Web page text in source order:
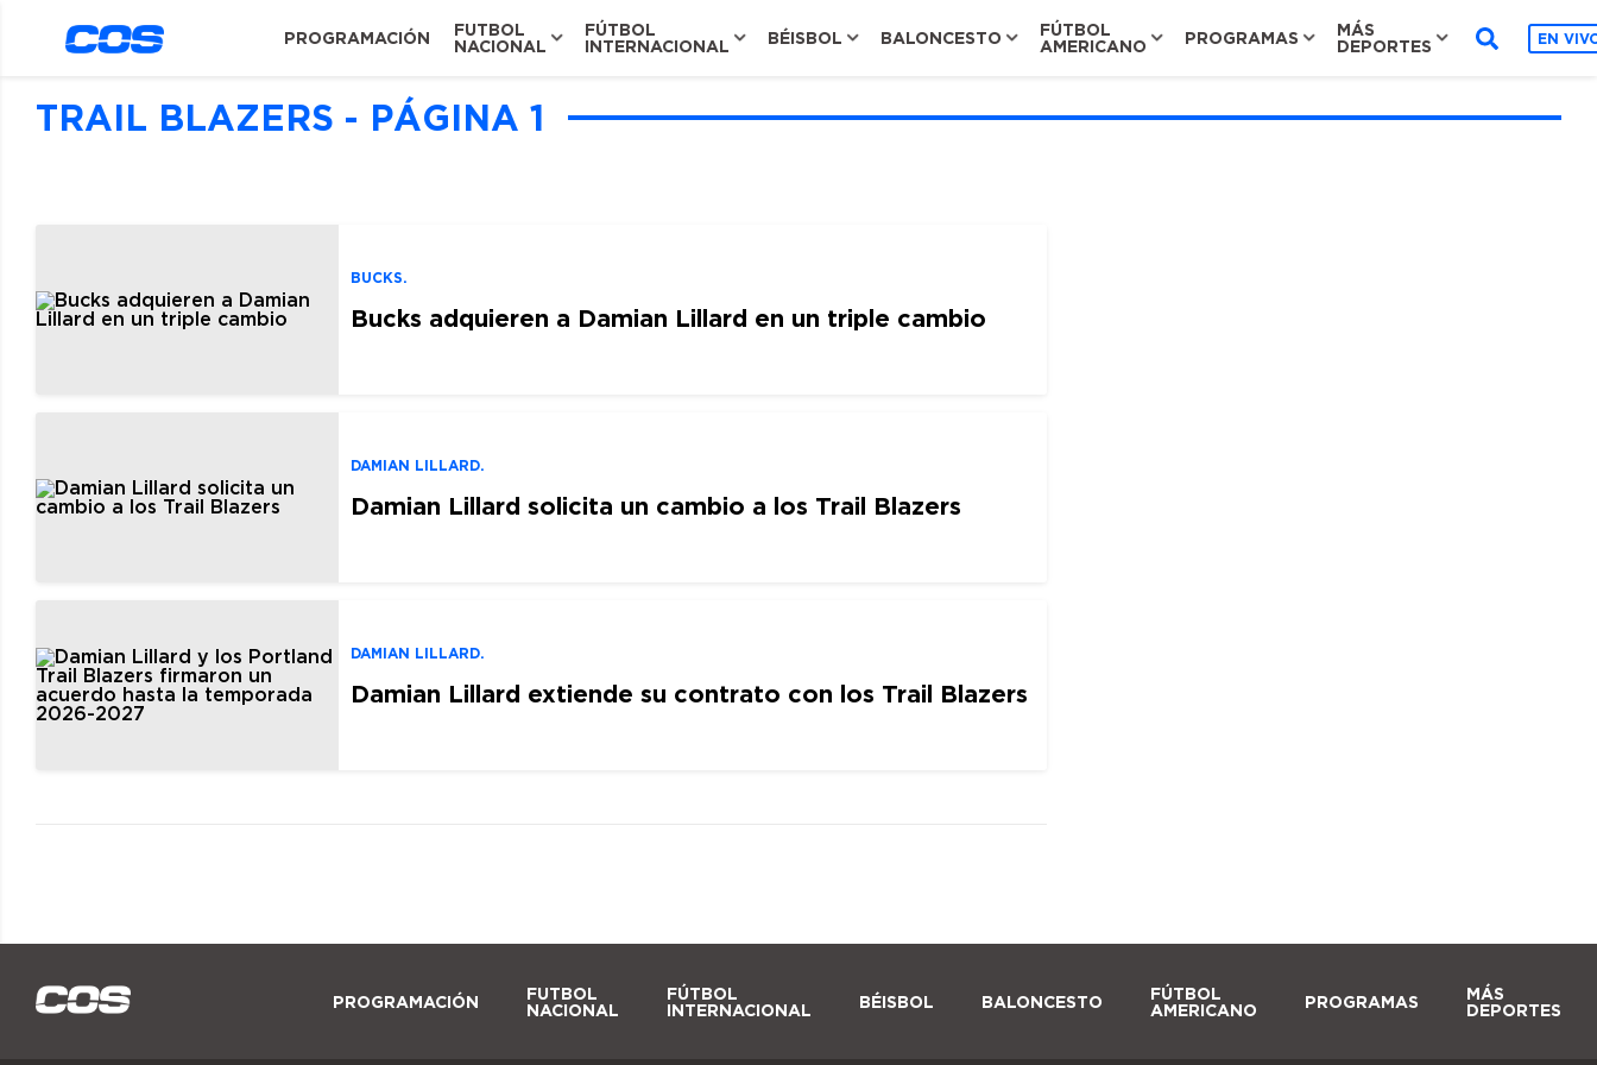
PROGRAMACIÓN
FUTBOL
NACIONAL
FÚTBOL
INTERNACIONAL
BÉISBOL BALONCESTO
FÚTBOL
AMERICANO
PROGRAMAS
MÁS
DEPORTES
EN
TRAIL BLAZERS - PÁGINA 1
BUCKS.
Bucks adquieren a Damian Lillard en un triple cambio
DAMIAN LILLARD.
Damian Lillard solicita un cambio a los Trail Blazers
DAMIAN LILLARD.
Damian Lillard extiende su contrato con los Trail Blazers
PROGRAMACIÓN
FUTBOL
NACIONAL
FÚTBOL
INTERNACIONAL
BÉISBOL BALONCESTO
FÚTBOL
AMERICANO
PROGRAMAS
MÁS
DEPORTES